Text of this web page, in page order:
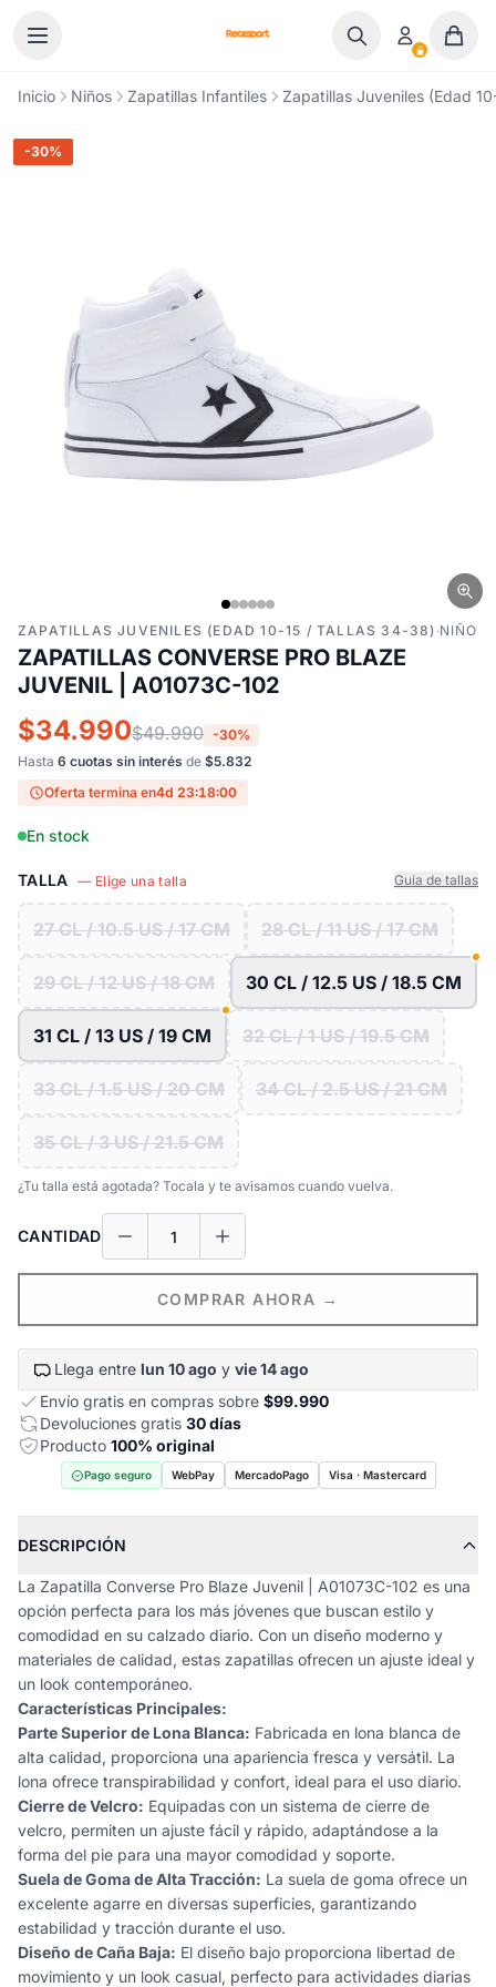
Inicio Niños Zapatillas Infantiles Zapatillas Juveniles (Edad
-30%
ZAPATILLAS JUVENILES (EDAD 10-15 / TALLAS 34-38) ·NIÑO
ZAPATILLAS CONVERSE PRO BLAZE
JUVENIL | A01073C-102
$34.990$49.990 -30%
Hasta 6 cuotas sin interés de $5.832
Oferta termina en4d 23:17:59
En stock
TALLA — Elige una talla Guía de tallas
27 CL / 10.5 US / 17 CM 28 CL / 11 US / 17 CM
29 CL / 12 US / 18 CM 30 CL / 12.5 US / 18.5 CM
31 CL / 13 US / 19 CM 32 CL / 1 US / 19.5 CM
33 CL / 1.5 US / 20 CM 34 CL / 2.5 US / 21 CM
35 CL / 3 US / 21.5 CM
¿Tu talla está agotada? Tocala y te avisamos cuando vuelva.
CANTIDAD
COMPRAR AHORA →
Llega entre lun 10 ago y vie 14 ago
Envío gratis en compras sobre $99.990
Devoluciones gratis 30 días
Producto 100% original
Pago seguro WebPay MercadoPago Visa · Mastercard
DESCRIPCIÓN
La Zapatilla Converse Pro Blaze Juvenil | A01073C-102 es una
opción perfecta para los más jóvenes que buscan estilo y
comodidad en su calzado diario. Con un diseño moderno y
materiales de calidad, estas zapatillas ofrecen un ajuste ideal y
un look contemporáneo.
Características Principales:
Parte Superior de Lona Blanca: Fabricada en lona blanca de
alta calidad, proporciona una apariencia fresca y versátil. La
lona ofrece transpirabilidad y confort, ideal para el uso diario.
Cierre de Velcro: Equipadas con un sistema de cierre de
velcro, permiten un ajuste fácil y rápido, adaptándose a la
forma del pie para una mayor comodidad y soporte.
Suela de Goma de Alta Tracción: La suela de goma ofrece un
excelente agarre en diversas superficies, garantizando
estabilidad y tracción durante el uso.
Diseño de Caña Baja: El diseño bajo proporciona libertad de
movimiento y un look casual, perfecto para actividades diarias